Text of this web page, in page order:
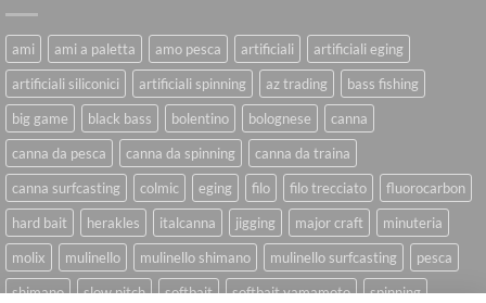
ami ami a paletta amo pesca artificiali
artificiali eging
artificiali siliconici
artificiali spinning az trading
bass fishing
big game
black bass bolentino bolognese
canna
canna da pesca
canna da spinning
canna da traina
canna surfcasting
colmic eging filo filo trecciato
fluorocarbon
hard bait
herakles italcanna jigging major craft
minuteria
molix
mulinello mulinello shimano mulinello surfcasting
pesca
shimano
slow pitch softbait softbait yamamoto spinning